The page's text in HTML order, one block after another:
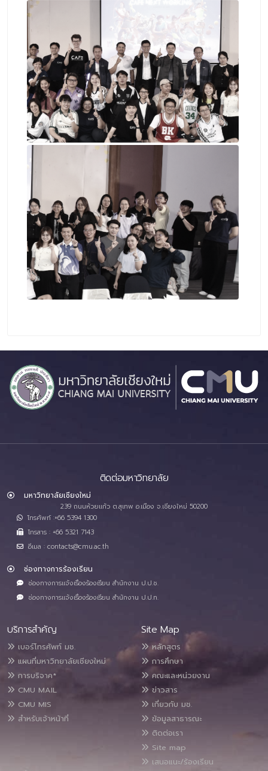
ติดต่อมหาวิทยาลัย
มหาวิทยาลัยเชียงใหม่
239 ถนนห้วยแก้ว ต.สุเทพ อ.เมือง จ.เชียงใหม่ 50200
โทรศัพท์ :+66 5394 1300
โทรสาร : +66 5321 7143
อีเมล : contacts@cmu.ac.th
ช่องทางการร้องเรียน
ช่องทางการแจ้งเรื่องร้องเรียน สำนักงาน ป.ป.ช.
ช่องทางการแจ้งเรื่องร้องเรียน สำนักงาน ป.ป.ท.
บริการสำคัญ
เบอร์โทรศัพท์ มช.
แผนที่มหาวิทยาลัยเชียงใหม่
การบริจาค*
CMU MAIL
CMU MIS
สำหรับเจ้าหน้าที่
Site Map
หลักสูตร
การศึกษา
คณะและหน่วยงาน
ข่าวสาร
เกี่ยวกับ มช.
ข้อมูลสาธารณะ
ติดต่อเรา
Site map
เสนอแนะ/ร้องเรียน